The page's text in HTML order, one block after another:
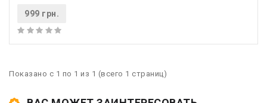
999 грн.
Показано с 1 по 1 из 1 (всего 1 страниц)